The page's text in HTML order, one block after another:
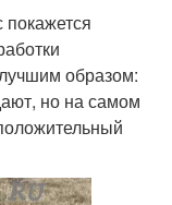
образом:
но на самом